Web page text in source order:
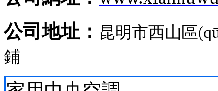
公司地址： 昆明市西山區
鋪